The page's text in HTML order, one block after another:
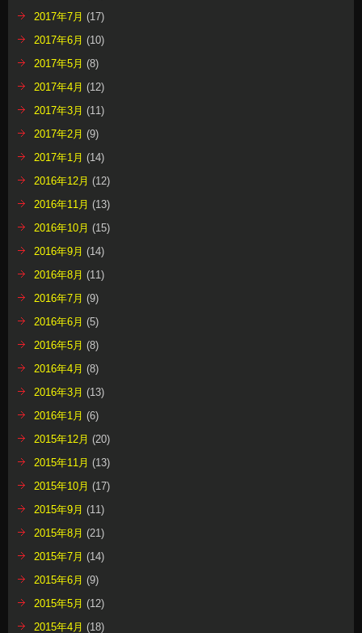
2017年7月 (17)
2017年6月 (10)
2017年5月 (8)
2017年4月 (12)
2017年3月 (11)
2017年2月 (9)
2017年1月 (14)
2016年12月 (12)
2016年11月 (13)
2016年10月 (15)
2016年9月 (14)
2016年8月 (11)
2016年7月 (9)
2016年6月 (5)
2016年5月 (8)
2016年4月 (8)
2016年3月 (13)
2016年1月 (6)
2015年12月 (20)
2015年11月 (13)
2015年10月 (17)
2015年9月 (11)
2015年8月 (21)
2015年7月 (14)
2015年6月 (9)
2015年5月 (12)
2015年4月 (18)